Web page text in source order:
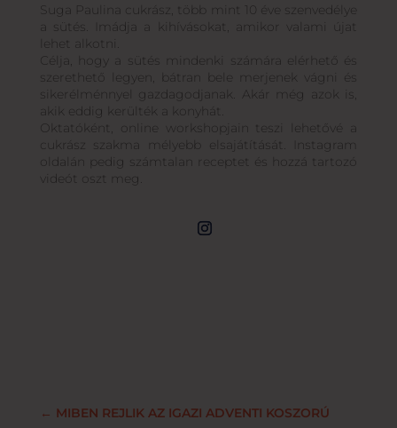
Suga Paulina cukrász, több mint 10 éve szenvedélye
a sütés. Imádja a kihívásokat, amikor valami újat
lehet alkotni.
Célja, hogy a sütés mindenki számára elérhető és
szerethető legyen, bátran bele merjenek vágni és
sikerélménnyel gazdagodjanak. Akár még azok is,
akik eddig kerülték a konyhát.
Oktatóként, online workshopjain teszi lehetővé a
cukrász szakma mélyebb elsajátítását. Instagram
oldalán pedig számtalan receptet és hozzá tartozó
videót oszt meg.
← MIBEN REJLIK AZ IGAZI ADVENTI KOSZORÚ